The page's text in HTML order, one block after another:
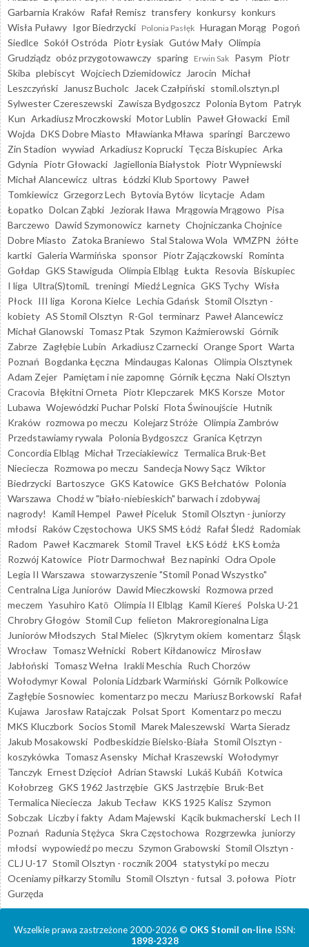
Garbarnia Kraków Rafał Remisz transfery konkursy konkurs
Wisła Puławy Igor Biedrzycki Polonia Pasłęk Huragan Morąg Pogoń
Siedlce Sokół Ostróda Piotr Łysiak Gutów Mały Olimpia
Grudziądz obóz przygotowawczy sparing Erwin Sak Pasym Piotr
Skiba plebiscyt Wojciech Dziemidowicz Jarocin Michał
Leszczyński
Janusz Bucholc Jacek Czałpiński stomil.olsztyn.pl
Sylwester Czereszewski Zawisza Bydgoszcz Polonia Bytom Patryk
Kun Arkadiusz Mroczkowski Motor Lublin Paweł Głowacki Emil
Wojda DKS Dobre Miasto Mławianka Mława sparingi Barczewo
Zin Stadion wywiad Arkadiusz Koprucki Tęcza Biskupiec Arka
Gdynia Piotr Głowacki Jagiellonia Białystok Piotr Wypniewski
Michał Alancewicz ultras Łódzki Klub Sportowy Paweł
Tomkiewicz Grzegorz Lech Bytovia Bytów licytacje Adam
Łopatko Dolcan Ząbki Jeziorak Iława Mrągowia Mrągowo Pisa
Barczewo Dawid Szymonowicz karnety Chojniczanka Chojnice
Dobre Miasto Zatoka Braniewo Stal Stalowa Wola WMZPN żółte
kartki Galeria Warmińska sponsor Piotr Zajączkowski Rominta
Gołdap GKS Stawiguda Olimpia Elbląg Łukta Resovia Biskupiec
I liga Ultra(S)tomiL treningi Miedź Legnica GKS Tychy Wisła
Płock III liga Korona Kielce Lechia Gdańsk Stomil Olsztyn -
kobiety AS Stomil Olsztyn R-Gol terminarz Paweł Alancewicz
Michał Glanowski Tomasz Ptak Szymon Kaźmierowski Górnik
Zabrze Zagłębie Lubin Arkadiusz Czarnecki Orange Sport Warta
Poznań Bogdanka Łęczna Mindaugas Kalonas Olimpia Olsztynek
Adam Zejer Pamiętam i nie zapomnę Górnik Łęczna Naki Olsztyn
Cracovia Błękitni Orneta Piotr Klepczarek MKS Korsze Motor
Lubawa Wojewódzki Puchar Polski Flota Świnoujście Hutnik
Kraków rozmowa po meczu Kolejarz Stróże Olimpia Zambrów
Przedstawiamy rywala Polonia Bydgoszcz Granica Kętrzyn
Concordia Elbląg Michał Trzeciakiewicz Termalica Bruk-Bet
Nieciecza Rozmowa po meczu Sandecja Nowy Sącz Wiktor
Biedrzycki Bartoszyce GKS Katowice GKS Bełchatów Polonia
Warszawa Chodź w "biało-niebieskich" barwach i zdobywaj
nagrody!
Kamil Hempel Paweł Piceluk Stomil Olsztyn - juniorzy
młodsi Raków Częstochowa UKS SMS Łódź Rafał Śledź Radomiak
Radom Paweł Kaczmarek Stomil Travel ŁKS Łódź ŁKS Łomża
Rozwój Katowice Piotr Darmochwał Bez napinki Odra Opole
Legia II Warszawa stowarzyszenie "Stomil Ponad Wszystko"
Centralna Liga Juniorów Dawid Mieczkowski Rozmowa przed
meczem Yasuhiro Katō Olimpia II Elbląg Kamil Kiereś Polska U-21
Chrobry Głogów Stomil Cup felieton Makroregionalna Liga
Juniorów Młodszych Stal Mielec (S)krytym okiem komentarz Śląsk
Wrocław Tomasz Wełnicki Robert Kiłdanowicz Mirosław
Jabłoński Tomasz Wełna Irakli Meschia Ruch Chorzów
Wołodymyr Kowal Polonia Lidzbark Warmiński Górnik Polkowice
Zagłębie Sosnowiec komentarz po meczu Mariusz Borkowski Rafał
Kujawa
Jarosław Ratajczak Polsat Sport Komentarz po meczu
MKS Kluczbork Socios Stomil Marek Maleszewski Warta Sieradz
Jakub Mosakowski Podbeskidzie Bielsko-Biała Stomil Olsztyn -
koszykówka Tomasz Asensky Michał Kraszewski Wołodymyr
Tanczyk Ernest Dzięcioł Adrian Stawski Lukáš Kubáň Kotwica
Kołobrzeg GKS 1962 Jastrzębie GKS Jastrzębie Bruk-Bet
Termalica Nieciecza
Jakub Tecław KKS 1925 Kalisz Szymon
Sobczak Liczby i fakty Adam Majewski Kącik bukmacherski Lech II
Poznań Radunia Stężyca Skra Częstochowa Rozgrzewka juniorzy
młodsi wypowiedź po meczu Szymon Grabowski Stomil Olsztyn -
CLJ U-17 Stomil Olsztyn - rocznik 2004 statystyki po meczu
Oceniamy piłkarzy Stomilu Stomil Olsztyn - futsal 3. połowa Piotr
Gurzęda
Wszelkie prawa zastrzeżone 2000-2026 © OKS Stomil on-line ISSN:
1898-2328